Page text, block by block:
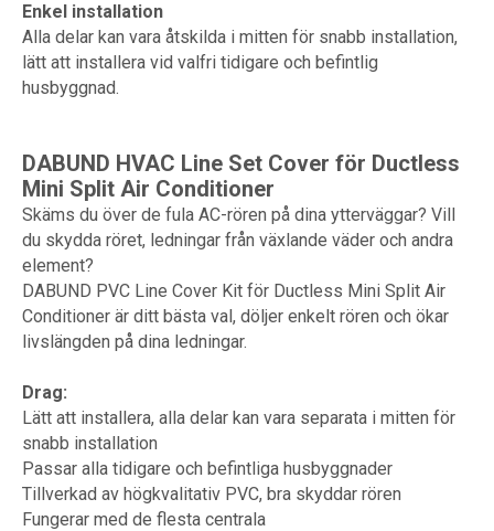
Enkel installation
Alla delar kan vara åtskilda i mitten för snabb installation,
lätt att installera vid valfri tidigare och befintlig
husbyggnad.
DABUND HVAC Line Set Cover för Ductless
Mini Split Air Conditioner
Skäms du över de fula AC-rören på dina ytterväggar? Vill
du skydda röret, ledningar från växlande väder och andra
element?
DABUND PVC Line Cover Kit för Ductless Mini Split Air
Conditioner är ditt bästa val, döljer enkelt rören och ökar
livslängden på dina ledningar.
Drag:
Lätt att installera, alla delar kan vara separata i mitten för
snabb installation
Passar alla tidigare och befintliga husbyggnader
Tillverkad av högkvalitativ PVC, bra skyddar rören
Fungerar med de flesta centrala